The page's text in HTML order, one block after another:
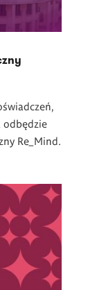
odbędzie
Re_Mind.